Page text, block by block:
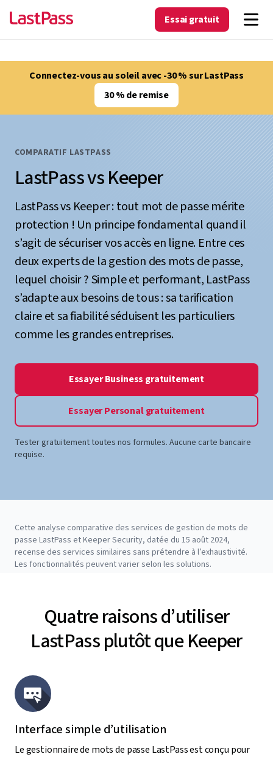
Essai gratuit
Connectez-vous au soleil avec -30 % sur LastPass
30 % de remise
COMPARATIF LASTPASS
LastPass vs Keeper
LastPass vs Keeper : tout mot de passe mérite
protection ! Un principe fondamental quand il
s’agit de sécuriser vos accès en ligne. Entre ces
deux experts de la gestion des mots de passe,
lequel choisir ? Simple et performant, LastPass
s’adapte aux besoins de tous : sa tarification
claire et sa fiabilité séduisent les particuliers
comme les grandes entreprises.
Essayer Business gratuitement
Essayer Personal gratuitement
Tester gratuitement toutes nos formules. Aucune carte bancaire
requise.
Cette analyse comparative des services de gestion de mots de
passe LastPass et Keeper Security, datée du 15 août 2024,
recense des services similaires sans prétendre à l’exhaustivité.
Les fonctionnalités peuvent varier selon les solutions.
Quatre raisons d’utiliser
LastPass plutôt que Keeper
Interface simple d’utilisation
Le gestionnaire de mots de passe LastPass est conçu pour